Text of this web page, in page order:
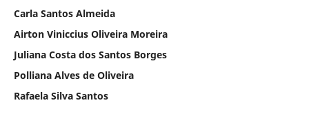
Carla Santos Almeida
Airton Viniccius Oliveira Moreira
Juliana Costa dos Santos Borges
Polliana Alves de Oliveira
Rafaela Silva Santos